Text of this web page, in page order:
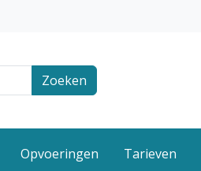
Zoeken
Opvoeringen Tarieven